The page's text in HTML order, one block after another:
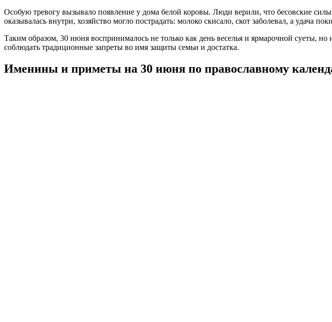
Особую тревогу вызывало появление у дома белой коровы. Люди верили, что бесовские
оказывалась внутри, хозяйство могло пострадать: молоко скисало, скот заболевал, а удача
Таким образом, 30 июня воспринималось не только как день веселья и ярмарочной суеты,
соблюдать традиционные запреты во имя защиты семьи и достатка.
Именины и приметы на 30 июня по православному